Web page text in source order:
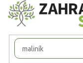
Přejít
na
obsah